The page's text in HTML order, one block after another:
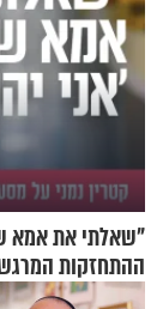
"שאלתי את אמא
ההתחזקות